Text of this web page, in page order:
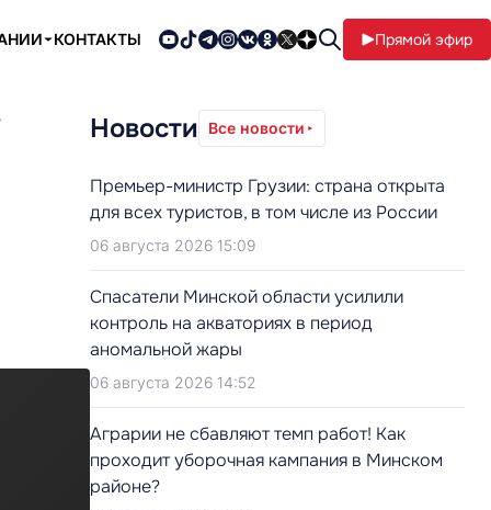
КОНТАКТЫ Прямой эфир
Новости Все новости
Премьер-министр Грузии: страна открыта
для всех туристов, в том числе из России
06 августа 2026 15:09
Cпасатели Минской области усилили
контроль на акваториях в период
аномальной жары
06 августа 2026 14:52
Аграрии не сбавляют темп работ! Как
проходит уборочная кампания в Минском
районе?